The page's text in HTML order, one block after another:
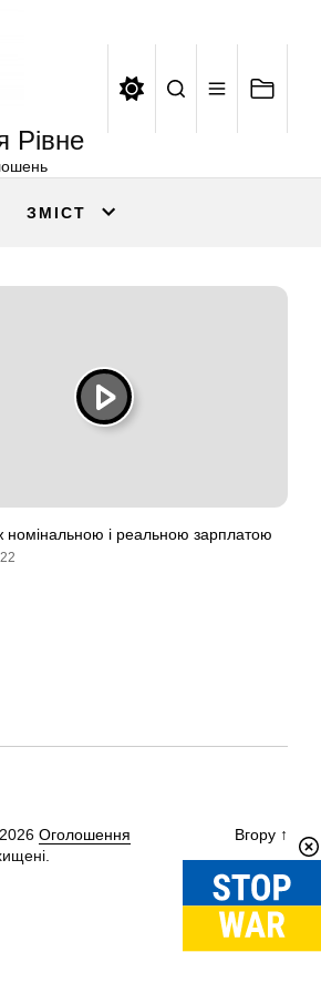
Рівне
ЗМІСТ
номінальною і реальною зарплатою
Оголошення
Вгору ↑